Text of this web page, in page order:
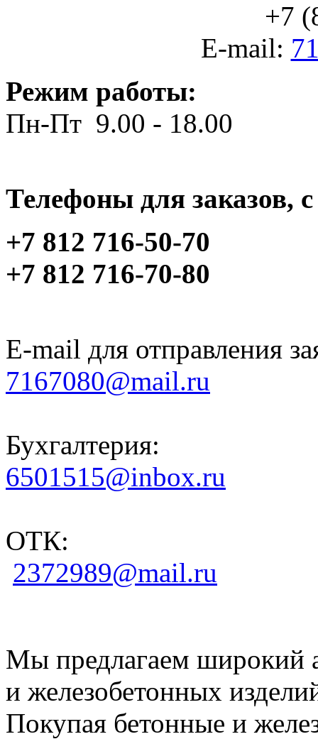
+7
E-mail:
Режим работы:
Пн-Пт 9.00 - 18.00
Телефоны для заказов,
+7 812 716-50-70
+7 812 716-70-80
E-mail для отправления
7167080@mail.ru
Бухгалтерия:
6501515@inbox.ru
ОТК:
2372989@mail.ru
Мы предлагаем широкий
и железобетонных
Покупая бетонные и